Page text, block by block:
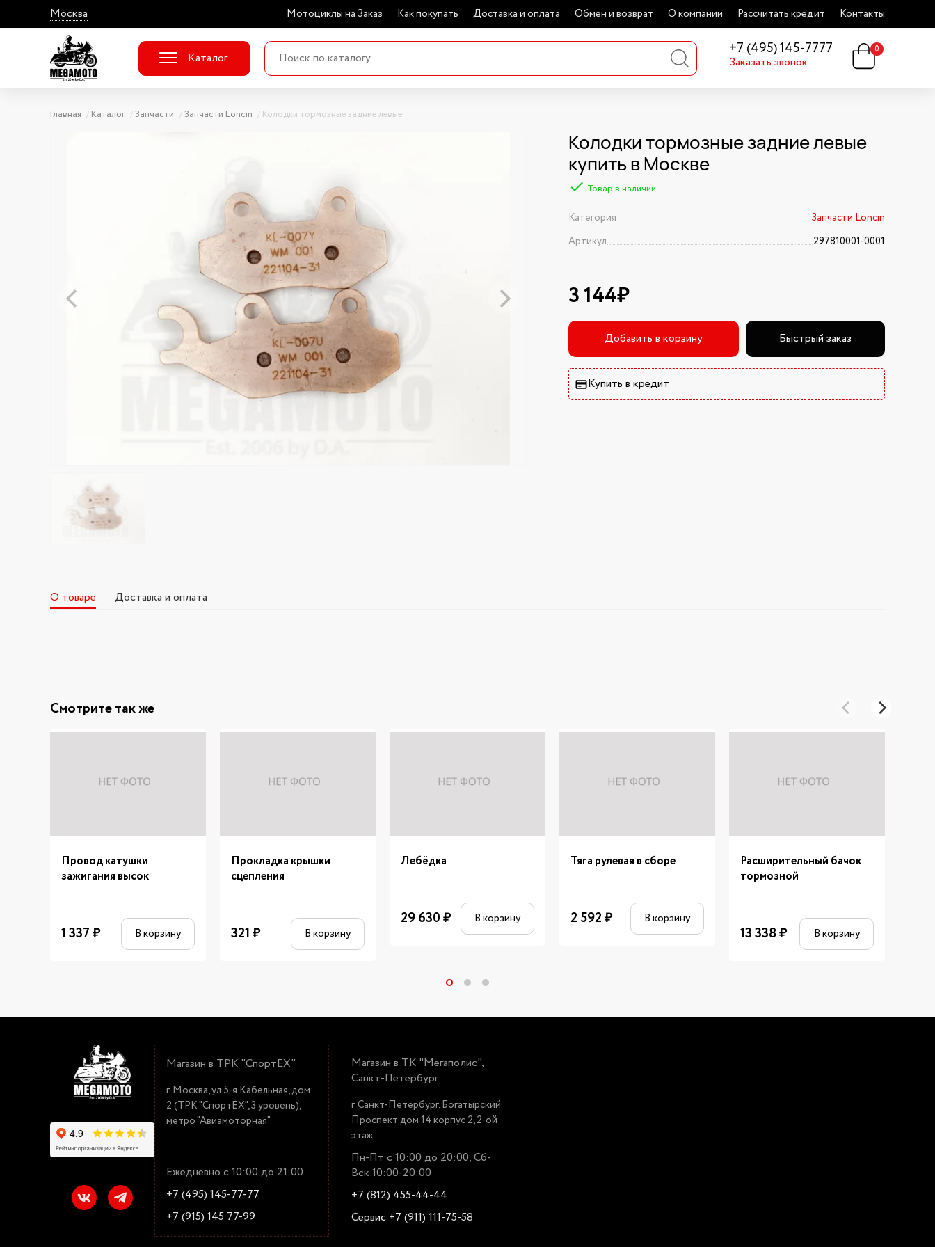
Москва Мотоциклы на Заказ Как покупать Доставка и оплата Обмен и возврат О компании Рассчитать кредит Контакты
+7 (495) 145-7777
Заказать звонок
Каталог
0
Главная Каталог Запчасти Запчасти Loncin Колодки тормозные задние левые
Колодки тормозные задние левые
купить в Москве
Товар в наличии
Категория
Запчасти Loncin
Артикул
297810001-0001
3 144₽
Добавить в корзину Быстрый заказ
Купить в кредит
О товаре Доставка и оплата
Смотрите так же
Провод катушки
зажигания высок
1 337₽ В корзину
Прокладка крышки
сцепления
321₽ В корзину
Лебёдка
29 630₽ В корзину
Тяга рулевая в сборе
2 592₽ В корзину
Расширительный бачок
тормозной
13 338₽ В корзину
Магазин в ТРК "СпортЕХ"
г. Москва, ул.5-я Кабельная, дом
2 (ТРК "СпортЕХ", 3 уровень),
метро "Авиамоторная"
Ежедневно с 10:00 до 21:00
+7 (495) 145-77-77
+7 (915) 145 77-99
Магазин в ТК "Мегаполис",
Санкт-Петербург
г. Санкт-Петербург, Богатырский
Проспект дом 14 корпус 2, 2-ой
этаж
Пн-Пт с 10:00 до 20:00, Сб-
Вск 10:00-20:00
+7 (812) 455-44-44
Сервис +7 (911) 111-75-58